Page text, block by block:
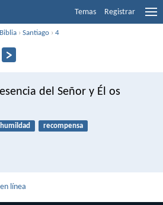
Temas Registrar
›Santiago ›4
del Señor y Él os
humildad recompensa
en línea